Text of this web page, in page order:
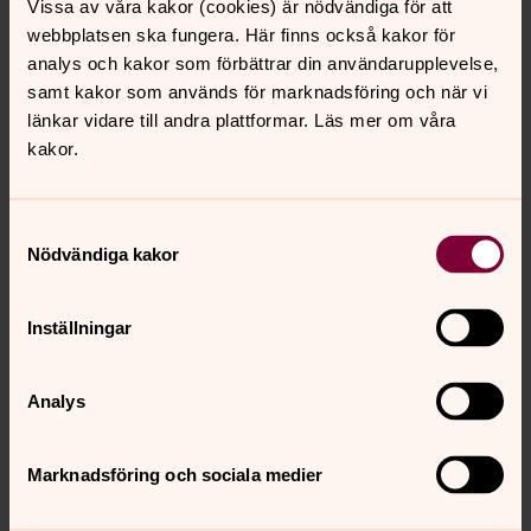
Vissa av våra kakor (cookies) är nödvändiga för att
webbplatsen ska fungera. Här finns också kakor för
analys och kakor som förbättrar din användarupplevelse,
samt kakor som används för marknadsföring och när vi
länkar vidare till andra plattformar. Läs mer om våra
kakor.
Nödvändiga kakor
Inställningar
Analys
Marknadsföring och sociala medier
Camilla Ahlin
Direkt:0227-15511